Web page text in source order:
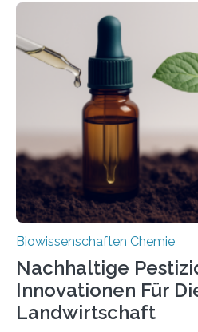
Region Kachin in Myanmar und
ausgezeichnetem Zustand
Art einer neuen Gattung
nun den Namen
fossile Nachweis einer
stellt gleichzeitig den ersten
Mückenlarve aus dem
Biowissenschaften Chemie
Nachhaltige
Innovationen Für
Landwirtschaft